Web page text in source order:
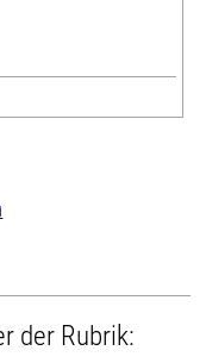
der Rubrik: